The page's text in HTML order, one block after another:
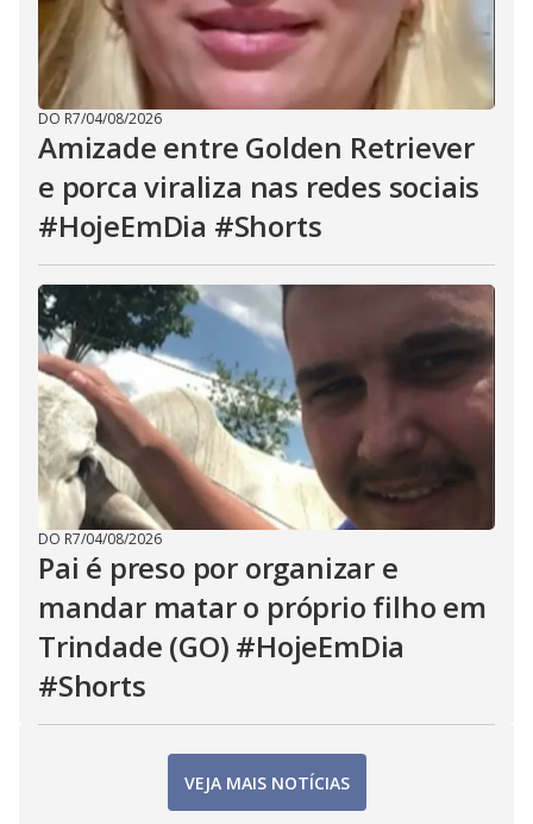
DO R7/04/08/2026
Amizade entre Golden Retriever
e porca viraliza nas redes sociais
#HojeEmDia #Shorts
DO R7/04/08/2026
Pai é preso por organizar e
mandar matar o próprio filho em
Trindade (GO) #HojeEmDia
#Shorts
VEJA MAIS NOTÍCIAS